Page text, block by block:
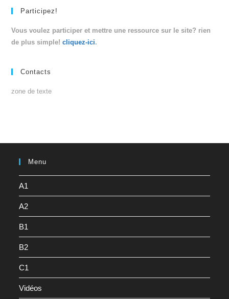
Participez!
Vous voulez participer et mettre une ressource sur le site? rien
de plus simple!cliquez-ici.
Contacts
zone de texte
Menu
A1
A2
B1
B2
C1
Vidéos